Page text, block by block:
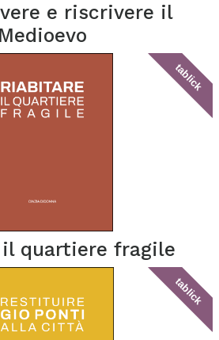
e riscrivere il
Medioevo
tablick
quartiere fragile
tablick